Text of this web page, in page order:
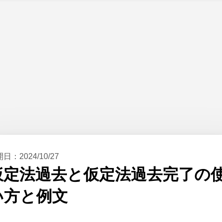
日： 2024/10/27
定法過去と仮定法過去完了の
方と例文